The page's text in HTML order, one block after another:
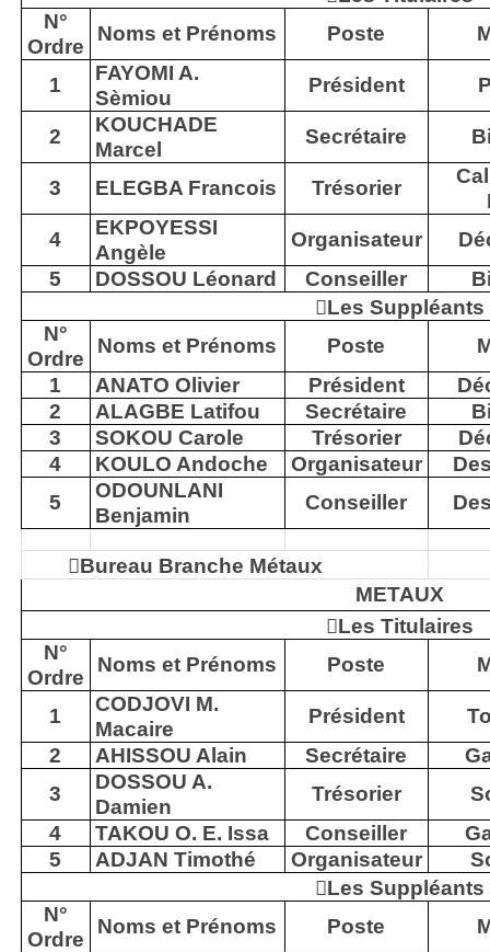
N°
Ordre
Noms et Prénoms Poste
1
FAYOMI A.
Sèmiou
Président
2
KOUCHADE
Marcel
Secrétaire
3 ELEGBA Francois Trésorier
4
EKPOYESSI
Angèle
Organisateur
5
DOSSOU Léonard Conseiller
Les Suppléants
N°
Ordre
Noms et Prénoms Poste
1
ANATO Olivier Président
2
ALAGBE Latifou Secrétaire
3
SOKOU Carole Trésorier
4
KOULO Andoche Organisateur
5
ODOUNLANI
Benjamin
Conseiller
Bureau Branche Métaux
METAUX
Les Titulaires
N°
Ordre
Noms et Prénoms Poste
1
CODJOVI M.
Macaire
Président
2
AHISSOU Alain Secrétaire
3
DOSSOU A.
Damien
Trésorier
4
TAKOU O. E. Issa Conseiller
5
ADJAN Timothé Organisateur
Les Suppléants
N°
Ordre
Noms et Prénoms Poste